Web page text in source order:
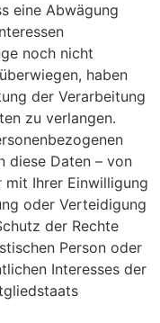
eine Abwägung
noch nicht
haben
der Verarbeitung
zu verlangen.
diese Daten – von
mit Ihrer Einwilligung
oder Verteidigung
der Rechte
Person oder
Interesses der